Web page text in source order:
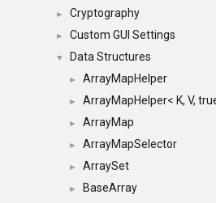
► Cryptography
► Custom GUI Settings
▼ Data Structures
► ArrayMapHelper
► ArrayMapHelper< K, V,
► ArrayMap
► ArrayMapSelector
► ArraySet
►
BaseArray